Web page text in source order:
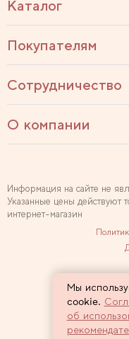
Каталог
Покупателям
Сотрудничество
О компании
Информация на сайте не
Указанные цены действуют
интернет-магазин
Мы
cookie.
об